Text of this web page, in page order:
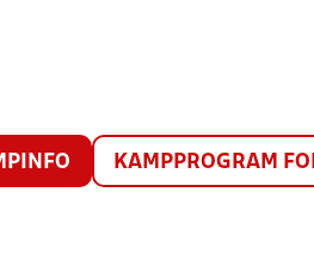
KAMPPROGRAM